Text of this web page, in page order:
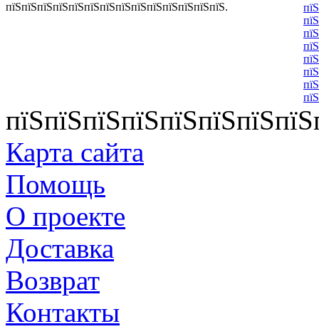
пїЅпїЅпїЅпїЅпїЅпїЅпїЅпїЅпїЅпїЅпїЅпїЅпїЅпїЅ.
Карта сайта
Помощь
О проекте
Доставка
Возврат
Контакты